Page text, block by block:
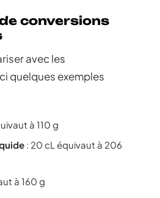
conversions
avec les
quelques exemples
à 110 g
: 20 cL équivaut à 206
à 160 g